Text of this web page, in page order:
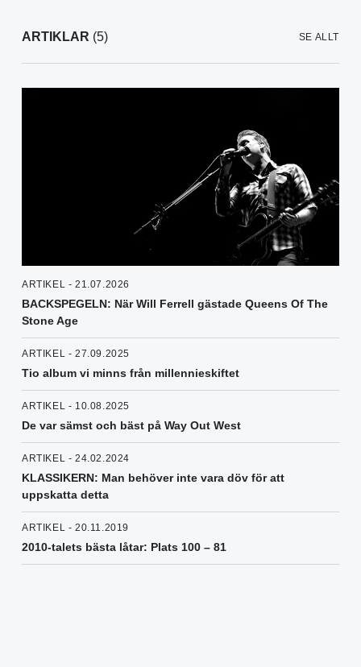
ARTIKLAR (5) SE ALLT
ARTIKEL - 21.07.2026
BACKSPEGELN: När Will Ferrell gästade Queens Of The
Stone Age
ARTIKEL - 27.09.2025
Tio album vi minns från millennieskiftet
ARTIKEL - 10.08.2025
De var sämst och bäst på Way Out West
ARTIKEL - 24.02.2024
KLASSIKERN: Man behöver inte vara döv för att
uppskatta detta
ARTIKEL - 20.11.2019
2010-talets bästa låtar: Plats 100 – 81